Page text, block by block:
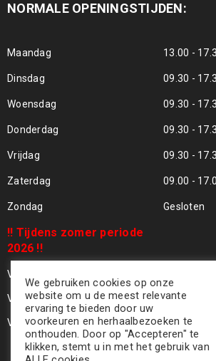
NORMALE OPENINGSTIJDEN:
Maandag 13.00 -
Dinsdag 09.30 -
Woensdag 09.30 -
Donderdag 09.30 -
Vrijdag 09.30 -
Zaterdag 09.00 -
Zondag Gesloten
!! Tijdens zomer periode
2026 !!
Vrijdag 24 Juli - Gesloten !!
Vrijdag 31 Juli - Gesloten !!
Vrijdag 07 Aug - Gesloten !!
We gebruiken cookies op onze
website om u de meest relevante
ervaring te bieden door uw
voorkeuren en herhaalbezoeken te
onthouden. Door op "Accepteren" te
klikken, stemt u in met het gebruik van